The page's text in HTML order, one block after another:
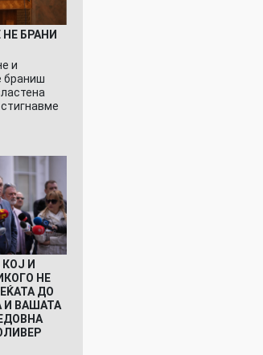
НЕ БРАНИ
и
браниш
И
НЕ
ДО
И ВАШАТА